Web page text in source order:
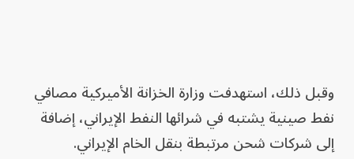
وقبل ذلك، استهدفت وزارة الخزانة الأميركية مصافي
نفط صينية يشتبه في شرائها النفط الإيراني، إضافة
إلى شركات شحن مرتبطة بنقل الخام الإيراني.